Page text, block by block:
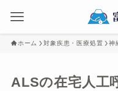
ホーム 対象疾患・医療処置 神
ALSの在宅人工